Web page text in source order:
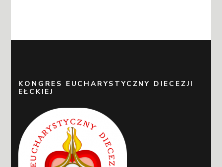
KONGRES EUCHARYSTYCZNY DIECEZJI
EŁCKIEJ